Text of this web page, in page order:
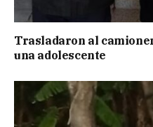
Trasladaron al
una adolescente